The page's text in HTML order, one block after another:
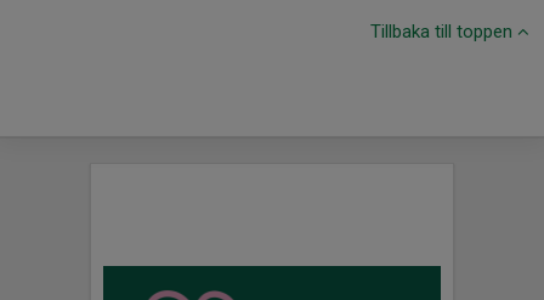
Tillbaka till toppen